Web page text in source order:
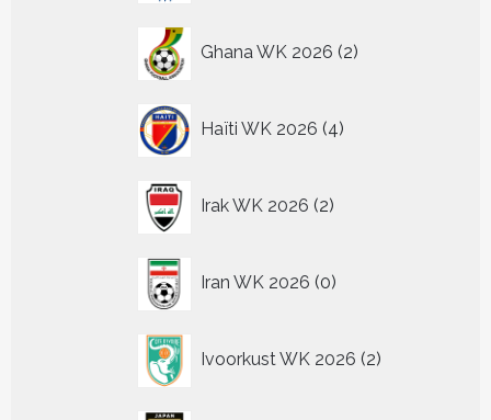
Ghana WK 2026 2
producten
Haïti WK 2026 4
producten
Irak WK 2026 2
producten
Iran WK 2026 0
producten
Ivoorkust WK 2026 2
producten